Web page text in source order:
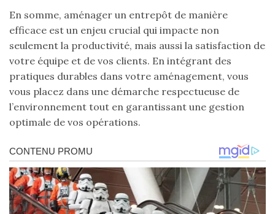
En somme, aménager un entrepôt de manière
efficace est un enjeu crucial qui impacte non
seulement la productivité, mais aussi la satisfaction de
votre équipe et de vos clients. En intégrant des
pratiques durables dans votre aménagement, vous
vous placez dans une démarche respectueuse de
l’environnement tout en garantissant une gestion
optimale de vos opérations.